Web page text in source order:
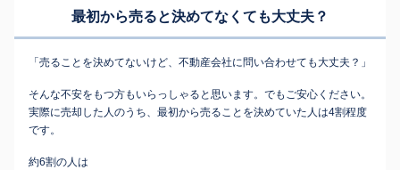
最初から売ると決めてなくても大丈夫？
「売ることを決めてないけど、不動産会社に問い合わせても大丈夫？」
そんな不安をもつ方もいらっしゃると思います。でもご安心ください。
実際に売却した人のうち、最初から売ることを決めていた人は4割程度
です。
約6割の人は